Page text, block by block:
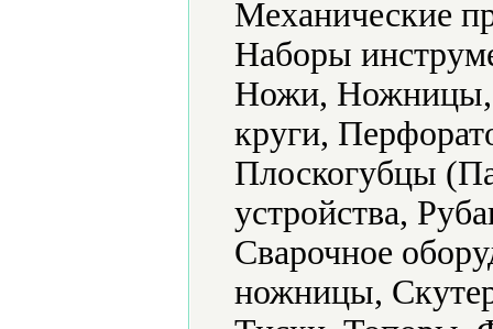
Механические
Наборы
Ножи, Ножницы,
круги,
Плоскогубцы
устройства,
Сварочное
ножницы,